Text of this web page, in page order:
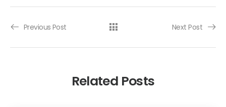
Previous Post Next Post
Related Posts